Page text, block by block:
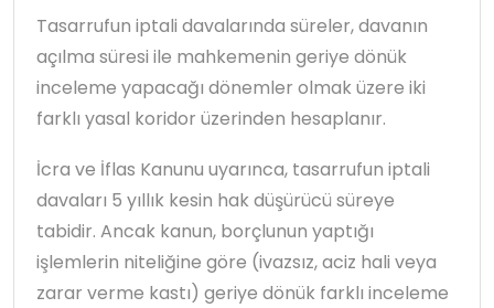
Tasarrufun iptali davalarında süreler, davanın
açılma süresi ile mahkemenin geriye dönük
inceleme yapacağı dönemler olmak üzere iki
farklı yasal koridor üzerinden hesaplanır.
İcra ve İflas Kanunu uyarınca, tasarrufun iptali
davaları 5 yıllık kesin hak düşürücü süreye
tabidir. Ancak kanun, borçlunun yaptığı
işlemlerin niteliğine göre (ivazsız, aciz hali veya
zarar verme kastı) geriye dönük farklı inceleme